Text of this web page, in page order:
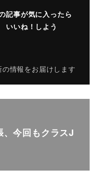
記事が気に入ったら
いいね！しよう
の情報をお届けします
、今回もクラスJ